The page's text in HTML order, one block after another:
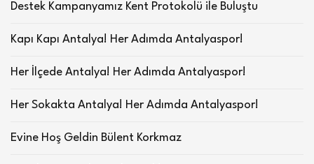
Destek Kampanyamız Kent Protokolü ile Buluştu
Kapı Kapı Antalya! Her Adımda Antalyaspor!
Her İlçede Antalya! Her Adımda Antalyaspor!
Her Sokakta Antalya! Her Adımda Antalyaspor!
Evine Hoş Geldin Bülent Korkmaz